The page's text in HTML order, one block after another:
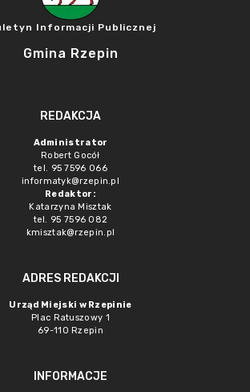
Informacji Publicznej
Gmina Rzepin
REDAKCJA
Administrator
Robert Gocół
tel. 95 7596 066
informatyk@rzepin.pl
Redaktor:
Katarzyna Misztak
tel. 95 7596 082
kmisztak@rzepin.pl
ADRES REDAKCJI
Urząd Miejski w Rzepinie
Plac Ratuszowy 1
69-110 Rzepin
INFORMACJE